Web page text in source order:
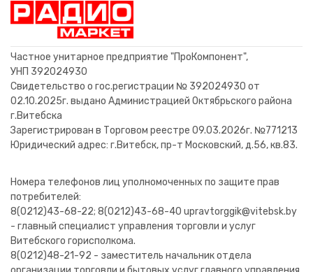
8,80 BYN
В корзину
TO-220
4,00 BYN
В корзину В корзину
19,52 BYN
В корзину
TO126
1,52 BYN
В корзину В корзину
4,64 BYN
В корзину
В корзину
14,52 BYN
В корзину
5,00 BYN
В корзину
Частное унитарное предприятие "ПроКомпонент",
УНП 392024930
Свидетельство о гос.регистрации № 392024930 от
02.10.2025г. выдано Администрацией Октябрьского района
г.Витебска
Зарегистрирован в Торговом реестре 09.03.2026г. №771213
Юридический адрес: г.Витебск, пр-т Московский, д.56, кв.83.
Номера телефонов лиц уполномоченных по защите прав
потребителей:
8(0212)43-68-22; 8(0212)43-68-40 upravtorggik@vitebsk.by
- главный специалист управления торговли и услуг
Витебского горисполкома.
8(0212)48-21-92 - заместитель начальник отдела